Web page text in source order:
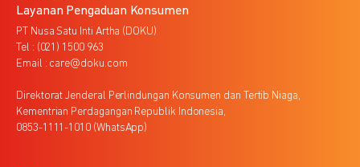
Layanan Pengaduan Konsumen
PT Nusa Satu Inti Artha (DOKU)
Tel : (021) 1500 963
Email : care@doku.com
Direktorat Jenderal Perlindungan Konsumen dan Tertib Niaga,
Kementrian Perdagangan Republik Indonesia,
0853-1111-1010 (WhatsApp)